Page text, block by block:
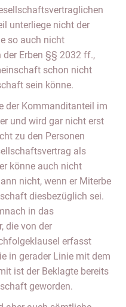
unterliege nicht der
so auch nicht
Erben §§ 2032 ff.,
schon nicht
sein könne.
der Kommanditanteil im
und wird gar nicht erst
zu den Personen
als
könne auch nicht
nicht, wenn er Miterbe
diesbezüglich sei.
in das
die von der
erfasst
in gerader Linie mit dem
ist der Beklagte bereits
geworden.